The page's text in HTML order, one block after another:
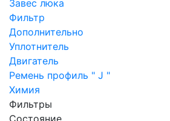
Завес люка
Фильтр
Дополнительно
Уплотнитель
Двигатель
Ремень профиль " J "
Химия
Фильтры
Состояние